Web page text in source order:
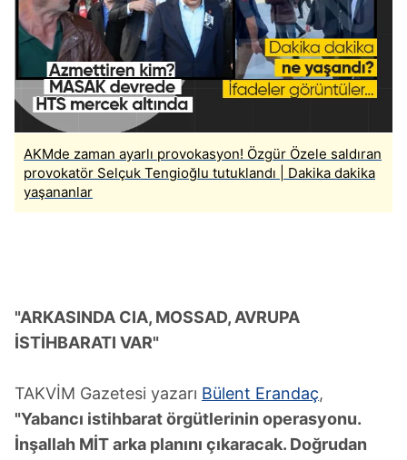
için Ayarlar butonuna tıklayabilir,
Çerez Bilgilendirme
Metnimiziziyaret edebilirsiniz.
6698 sayılı Kişisel Verilerin Korunması Kanunu uyarınca
hazırlanmış Aydınlatma Metnimizi okumak ve sitemizde
ilgili mevzuata uygun olarak kullanılan çerezlerle ilgili bilgi
almak için lütfentıklayınız.
AKMde zaman ayarlı provokasyon! Özgür Özele saldıran
provokatör Selçuk Tengioğlu tutuklandı | Dakika dakika
yaşananlar
"ARKASINDA CIA, MOSSAD, AVRUPA
İSTİHBARATI VAR"
TAKVİM Gazetesi yazarı Bülent Erandaç,
"Yabancı istihbarat örgütlerinin operasyonu.
İnşallah MİT arka planını çıkaracak. Doğrudan